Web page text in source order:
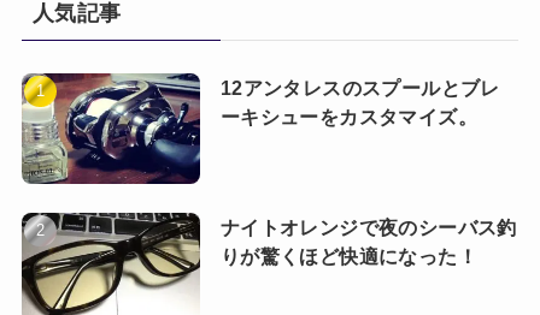
人気記事
12アンタレスのスプールとブレ
ーキシューをカスタマイズ。
ナイトオレンジで夜のシーバス釣
りが驚くほど快適になった！